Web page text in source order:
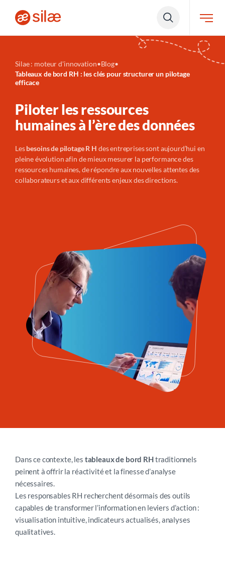
Silae : moteur d'innovation•Blog•
Tableaux de bord RH : les clés pour structurer un pilotage
efficace
Piloter les ressources
humaines à l’ère des données
Lesbesoins de pilotage R H des entreprises sont aujourd’hui en
pleine évolution afin de mieux mesurer la performance des
ressources humaines, de répondre aux nouvelles attentes des
collaborateurs et aux différents enjeux des directions.
Dans ce contexte, les tableaux de bord RHtraditionnels
peinent à offrir la réactivité et la finesse d’analyse
nécessaires.
Les responsables RH recherchent désormais des outils
capables de transformer l’information en leviers d’action :
visualisation intuitive, indicateurs actualisés, analyses
qualitatives.